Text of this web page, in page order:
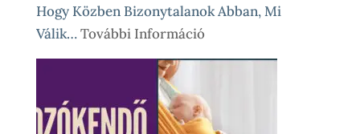
Hogy Közben Bizonytalanok Abban, Mi
Válik…További Információ:
Babahordozó
Avagy
Okos